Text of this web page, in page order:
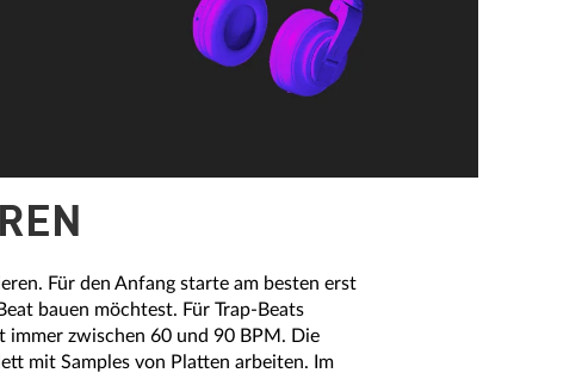
Für den Anfang starte am besten erst
bauen möchtest. Für Trap-Beats
immer zwischen 60 und 90 BPM. Die
mit Samples von Platten arbeiten. Im